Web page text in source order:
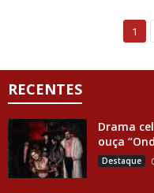
1
RECENTES
Drama
ouça
Destaque